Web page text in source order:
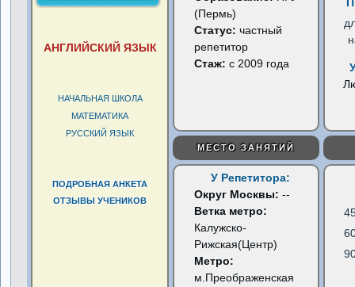
АНГЛИЙСКИЙ ЯЗЫК
НАЧАЛЬНАЯ ШКОЛА
МАТЕМАТИКА
РУССКИЙ ЯЗЫК
ПОДРОБНАЯ АНКЕТА
ОТЗЫВЫ УЧЕНИКОВ
(Пермь)
Статус:частный
репетитор
Стаж: с 2009 года
МЕСТО ЗАНЯТИЙ
У Репетитора:
Округ Москвы:--
Ветка метро:
Калужско-
Рижская(Центр)
Метро:
м.Преображенская